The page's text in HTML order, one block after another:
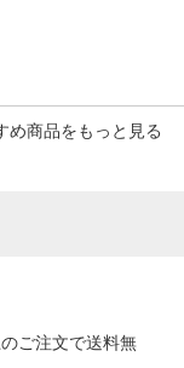
商品を見る
のお客様のコメント見る
め商品をもっと見る
ご注文で送料無